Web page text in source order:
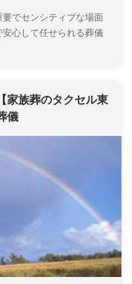
でセンシティブな場面
心して任せられる葬儀
家族葬のタクセル東
儀